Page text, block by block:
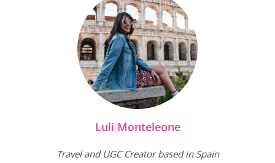
Luli Monteleone
Travel and UGC Creator based in Spain